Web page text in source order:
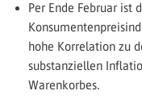
Per Ende Februar ist
hohe Korrelation zu
substanziellen
Warenkorbes.